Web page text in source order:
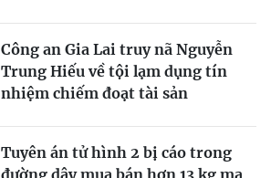
Công an Gia Lai truy nã Nguyễn
Trung Hiếu về tội lạm dụng tín
nhiệm chiếm đoạt tài sản
Tuyên án tử hình 2 bị cáo trong
đường dây mua bán hơn 13 kg ma